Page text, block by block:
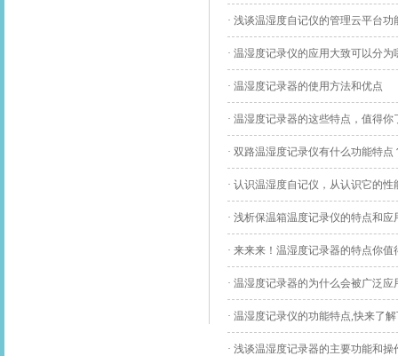
· 浅谈温湿度自记仪的管理云平台功
· 温湿度记录仪的应用大致可以分为
· 温湿度记录器的使用方法和优点
· 温湿度记录器的这些特点，值得你
· 双路温湿度记录仪有什么功能特点
· 认识温湿度自记仪，从认识它的性
· 浅析保温箱温度记录仪的特点和应
· 来来来！温湿度记录器的特点你值
· 温湿度记录器的为什么会被广泛应
· 温湿度记录仪的功能特点,快来了
· 浅谈温湿度记录器的主要功能和操